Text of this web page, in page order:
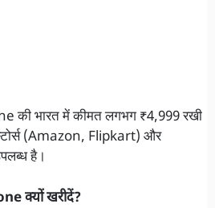
की भारत में कीमत लगभग ₹4,999 रखी
(Amazon, Flipkart) और
है।
क्यों खरीदें?